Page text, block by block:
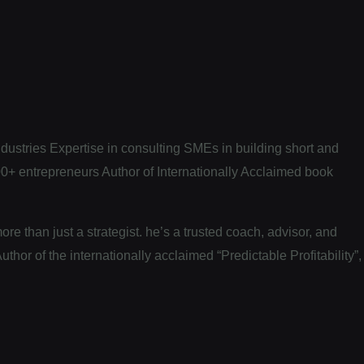
Expertise in consulting SMEs in building short and
entrepreneurs Author of Internationally Acclaimed book
than just a strategist. he’s a trusted coach, advisor, and
of the internationally acclaimed “Predictable Profitability”,